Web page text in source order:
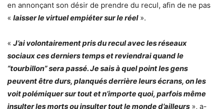
en annonçant son désir de prendre du recul, afin de ne pas
« laisser le virtuel empiéter sur le réel ».
« J’ai volontairement pris du recul avec les réseaux
sociaux ces derniers temps et reviendrai quand le
“tourbillon” sera passé. Je sais à quel point les gens
peuvent être durs, planqués derrière leurs écrans, on les
voit polémiquer sur tout et n’importe quoi, parfois même
insulter les morts ou insulter tout le monde d’ailleurs », a-